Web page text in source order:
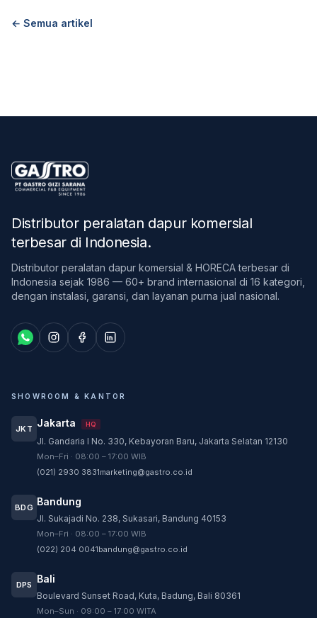
← Semua artikel
Distributor peralatan dapur komersial
terbesar di Indonesia.
Distributor peralatan dapur komersial & HORECA terbesar di
Indonesia sejak 1986 — 60+ brand internasional di 16 kategori,
dengan instalasi, garansi, dan layanan purna jual nasional.
SHOWROOM & KANTOR
JKT Jakarta HQ
Jl. Gandaria I No. 330, Kebayoran Baru, Jakarta Selatan 12130
Mon–Fri · 08:00 – 17:00 WIB
(021) 2930 3831marketing@gastro.co.id
BDG Bandung
Jl. Sukajadi No. 238, Sukasari, Bandung 40153
Mon–Fri · 08:00 – 17:00 WIB
(022) 204 0041bandung@gastro.co.id
DPS Bali
Boulevard Sunset Road, Kuta, Badung, Bali 80361
Mon–Sun · 09:00 – 17:00 WITA
Customer Service
sesuai kebutuhan Anda.
Tim biasanya membalas dalam beberapa menit.
CS - Tanya Produk Gastro